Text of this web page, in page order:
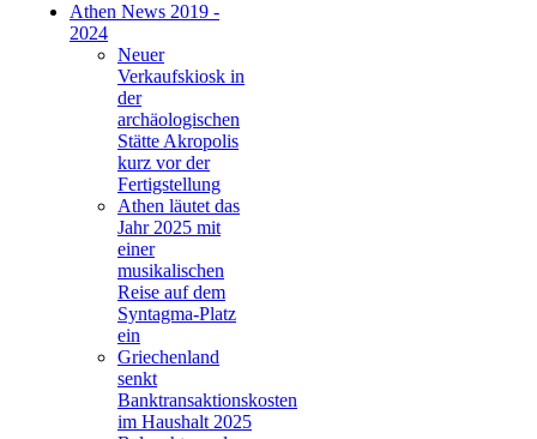
Athen News 2019 -
2024
Neuer
Verkaufskiosk in
der
archäologischen
Stätte Akropolis
kurz vor der
Fertigstellung
Athen läutet das
Jahr 2025 mit
einer
musikalischen
Reise auf dem
Syntagma-Platz
ein
Griechenland
senkt
Banktransaktionskosten
im Haushalt 2025